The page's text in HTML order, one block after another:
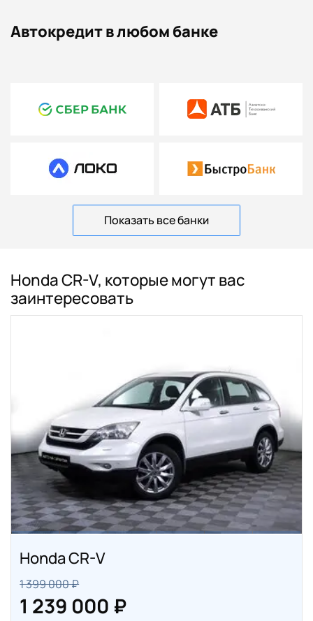
Автокредит в любом банке
Показать все банки
Honda CR-V, которые могут вас
заинтересовать
Honda CR-V
1 399 000 ₽
1 239 000 ₽